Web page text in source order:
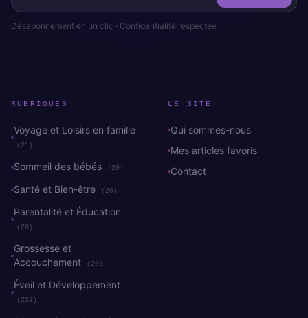
Désabonnement en un clic · Confidentialité respectée
RUBRIQUES
Voyage et Loisirs en famille
(21)
Sommeil des bébés (20)
Santé et Bien-être (20)
Parentalité et Éducation
(20)
Grossesse et
Accouchement
(20)
Éveil et Développement
(222)
LE SITE
Qui sommes-nous
Mes articles favoris
Contact